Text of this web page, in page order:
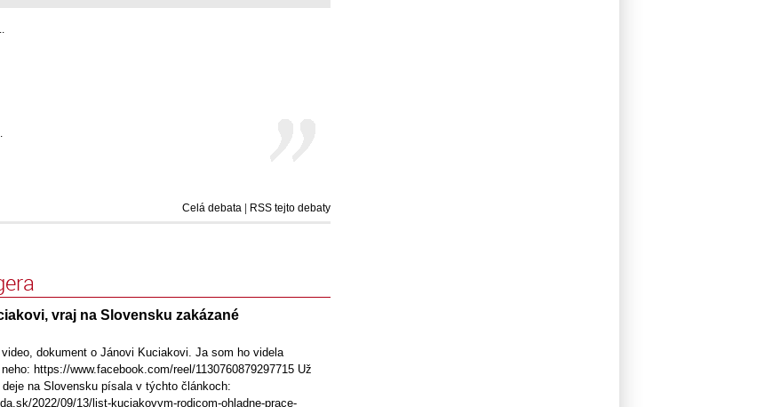
Celá debata | RSS tejto debaty
vraj na Slovensku zakázané
dokument o Jánovi Kuciakovi. Ja som ho videla
https://www.facebook.com/reel/1130760879297715 Už
na Slovensku písala v týchto článkoch:
2022/09/13/list-kuciakovym-rodicom-ohladne-prace-